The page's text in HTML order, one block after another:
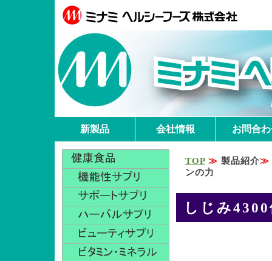
新製品 会社情報 お問合
TOP ≫ 製品紹介≫
ンの力
しじみ